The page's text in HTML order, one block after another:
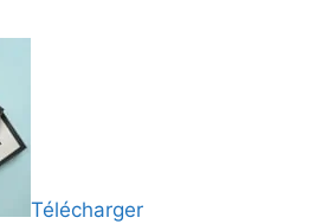
Télécharger